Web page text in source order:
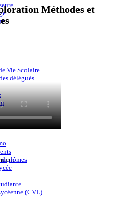
Vie Scolaire
délégués
diplômes
(CVL)
Méthodes et